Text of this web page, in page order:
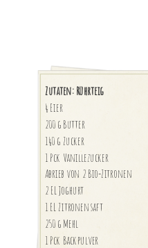
Zutaten: Rührteig
4 Eier
200 g Butter
140 g Zucker
1 Pck Vanillezucker
Abrieb von 2 Bio-Zitronen
2 EL Joghurt
1 EL Zitronensaft
250 g Mehl
1 Pck Backpulver